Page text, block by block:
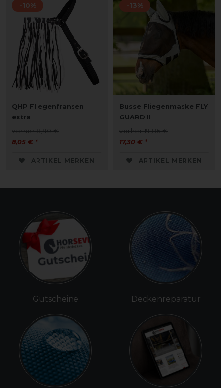
-10%
QHP Fliegenfransen
extra
vorher 8,90 €
8,05 € *
ARTIKEL MERKEN
-13%
Busse Fliegenmaske FLY
GUARD II
vorher 19,85 €
17,30 € *
ARTIKEL MERKEN
Gutscheine Deckenreparatur